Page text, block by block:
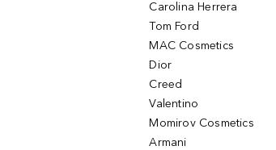
Carolina Herrera
Tom Ford
MAC Cosmetics
Dior
Creed
Valentino
Momirov Cosmetics
Armani